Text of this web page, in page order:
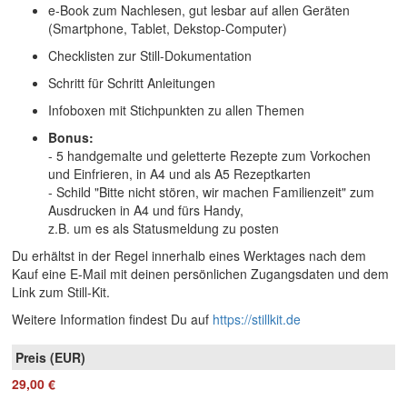
e-Book zum Nachlesen, gut lesbar auf allen Geräten
(Smartphone, Tablet, Dekstop-Computer)
Checklisten zur Still-Dokumentation
Schritt für Schritt Anleitungen
Infoboxen mit Stichpunkten zu allen Themen
Bonus:
- 5 handgemalte und geletterte Rezepte zum Vorkochen
und Einfrieren, in A4 und als A5 Rezeptkarten
- Schild "Bitte nicht stören, wir machen Familienzeit" zum
Ausdrucken in A4 und fürs Handy,
z.B. um es als Statusmeldung zu posten
Du erhältst in der Regel innerhalb eines Werktages nach dem
Kauf eine E-Mail mit deinen persönlichen Zugangsdaten und dem
Link zum Still-Kit.
Weitere Information findest Du auf https://stillkit.de
29,00 €